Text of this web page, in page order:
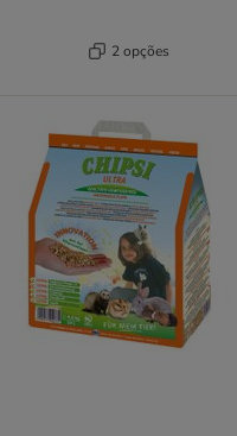
2 opções